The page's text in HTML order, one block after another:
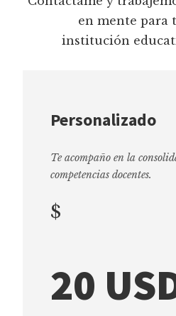
en mente para
institución
Personalizado
Te acompaño en la
competencias docentes.
$
20